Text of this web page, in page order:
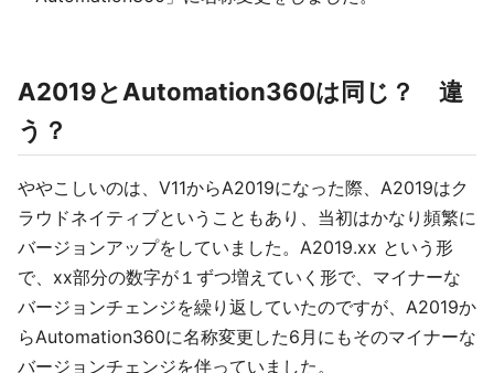
A2019とAutomation360は同じ？ 違
う？
ややこしいのは、V11からA2019になった際、A2019はク
ラウドネイティブということもあり、当初はかなり頻繁に
バージョンアップをしていました。A2019.xx という形
で、xx部分の数字が１ずつ増えていく形で、マイナーな
バージョンチェンジを繰り返していたのですが、A2019か
らAutomation360に名称変更した6月にもそのマイナーな
バージョンチェンジを伴っていました。